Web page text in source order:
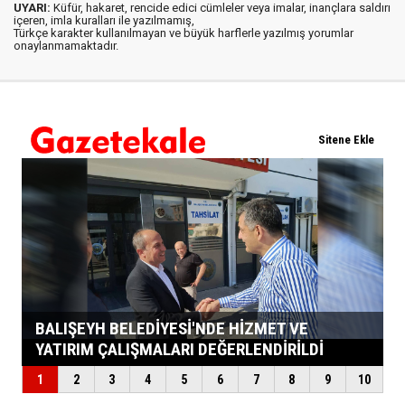
UYARI: Küfür, hakaret, rencide edici cümleler veya imalar, inançlara saldırı
içeren, imla kuralları ile yazılmamış,
Türkçe karakter kullanılmayan ve büyük harflerle yazılmış yorumlar
onaylanmamaktadır.